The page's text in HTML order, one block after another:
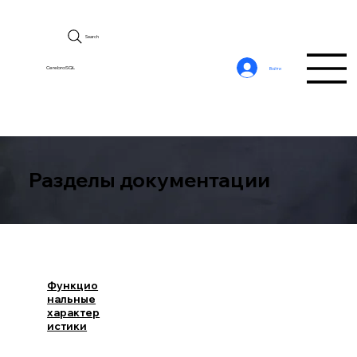
CerebroSQL
Search
Войти
Разделы документации
Функцио
нальные
характер
истики